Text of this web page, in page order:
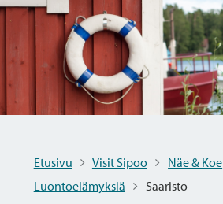
Etusivu Visit Sipoo
Näe & Koe
Luontoelämyksiä
Saaristo